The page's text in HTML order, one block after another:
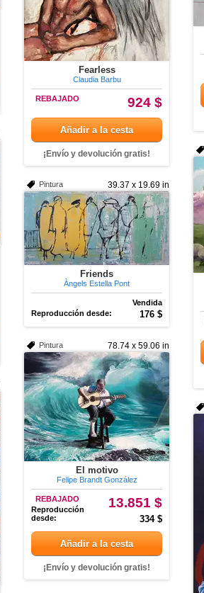
Fearless
Claudia Barbu
924 $
REBAJADO
Añadir a la cesta
¡Envío y devolución gratis!
39.37 x 19.69 in
Pintura
Friends
Àngels Estella Pont
Vendida
Reproducción desde:
176 $
78.74 x 59.06 in
Pintura
El motivo
Felipe Brandt González
13.851 $
REBAJADO
Reproducción
desde:
334 $
Añadir a la cesta
¡Envío y devolución gratis!